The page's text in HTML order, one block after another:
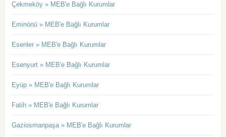
Çekmeköy » MEB'e Bağlı Kurumlar
Eminönü » MEB'e Bağlı Kurumlar
Esenler » MEB'e Bağlı Kurumlar
Esenyurt » MEB'e Bağlı Kurumlar
Eyüp » MEB'e Bağlı Kurumlar
Fatih » MEB'e Bağlı Kurumlar
Gaziosmanpaşa » MEB'e Bağlı Kurumlar